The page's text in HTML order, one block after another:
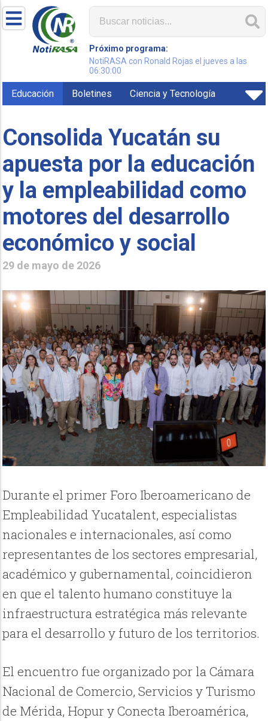
Próximo programa:
NotiRASA con Ronald Rojas el jueves a las
06:30:00
Educación Boletines Ciencia y Tecnología
Consolida Yucatán su
apuesta por la educación
y la empleabilidad como
motores del desarrollo
económico y social
29 de mayo de 2026
Durante el primer Foro Iberoamericano de
Empleabilidad Yucatalent, especialistas
nacionales e internacionales, así como
representantes de los sectores empresarial,
académico y gubernamental, coincidieron
en que el talento humano constituye la
infraestructura estratégica más relevante
para el desarrollo y futuro de los territorios.
El encuentro fue organizado por la Cámara
Nacional de Comercio, Servicios y Turismo
de Mérida, Hopur y Conecta Iberoamérica,